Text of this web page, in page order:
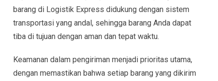
barang di Logistik Express didukung dengan sistem
transportasi yang andal, sehingga barang Anda dapat
tiba di tujuan dengan aman dan tepat waktu.
Keamanan dalam pengiriman menjadi prioritas utama,
dengan memastikan bahwa setiap barang yang dikirim